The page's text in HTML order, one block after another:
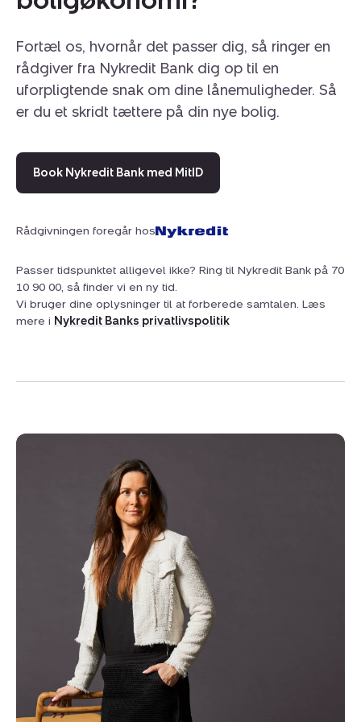
Fortæl os, hvornår det passer dig, så ringer en
rådgiver fra Nykredit Bank dig op til en
uforpligtende snak om dine lånemuligheder. Så
er du et skridt tættere på din nye bolig.
Book Nykredit Bank med MitID
Rådgivningen foregår hos
Passer tidspunktet alligevel ikke? Ring til Nykredit Bank på 70
10 90 00, så finder vi en ny tid.
Vi bruger dine oplysninger til at forberede samtalen. Læs
mere i Nykredit Banks privatlivspolitik